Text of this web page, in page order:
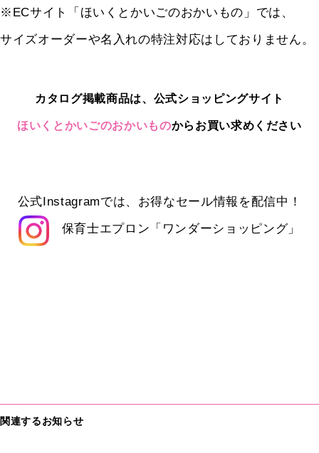
※ECサイト「ほいくとかいごのおかいもの」では、
サイズオーダーや名入れの特注対応はしておりません。
カタログ掲載商品は、公式ショッピングサイト
ほいくとかいごのおかいものからお買い求めください
公式Instagramでは、お得なセール情報を配信中！
保育士エプロン「ワンダーショッピング」
関連するお知らせ